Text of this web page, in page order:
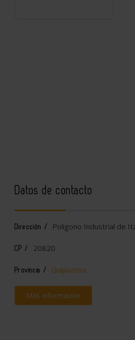
Datos de contacto
Dirección / Poligono Industrial de
CP / 20820
Provincia / Guipuzcoa
Más información